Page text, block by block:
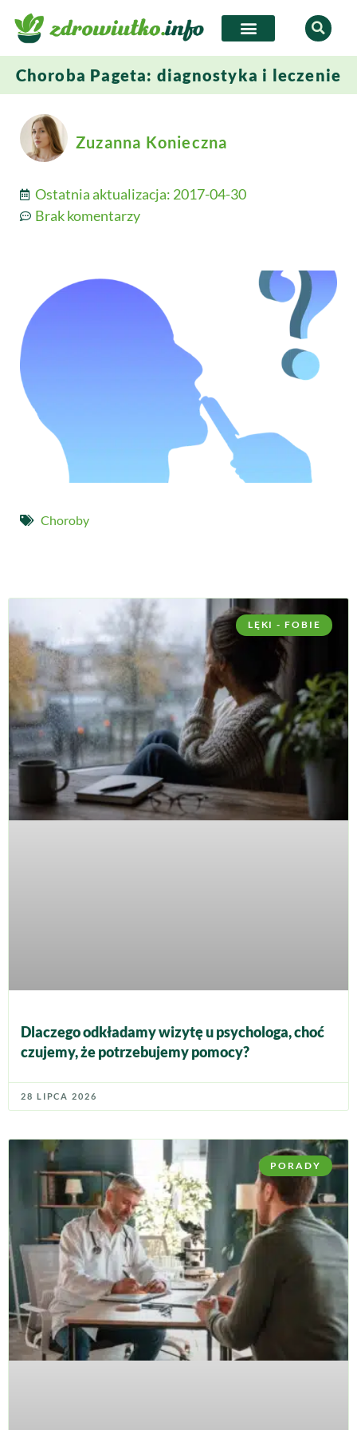
Choroba Pageta: diagnostyka i leczenie
Zuzanna Konieczna
Ostatnia aktualizacja: 2017-04-30
Brak komentarzy
Choroby
LĘKI - FOBIE
Dlaczego odkładamy wizytę u psychologa, choć
czujemy, że potrzebujemy pomocy?
28 LIPCA 2026
PORADY